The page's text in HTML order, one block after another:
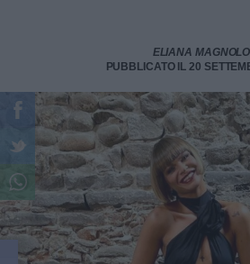
ELIANA MAGNOLO
PUBBLICATO IL 20